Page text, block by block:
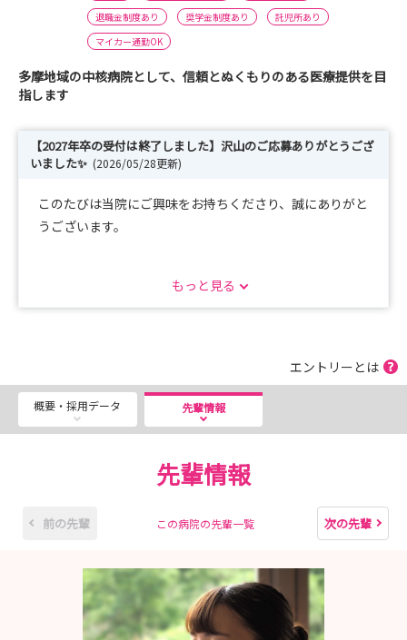
退職金制度あり
奨学金制度あり
託児所あり
マイカー通勤OK
多摩地域の中核病院として、信頼とぬくもりのある医療提供を目
指します
【2027年卒の受付は終了しました】沢山のご応募ありがとうござ
いました✨ (2026/05/28更新)
このたびは当院にご興味をお持ちくださり、誠にありがと
うございます。
その他ご不明な点等ございましたら、下記問い合わせ先ま
でご遠慮なくお問い合わせください。
もっと見る
エントリーとは
概要・採用データ 先輩情報
先輩情報
前の先輩 この病院の先輩一覧 次の先輩